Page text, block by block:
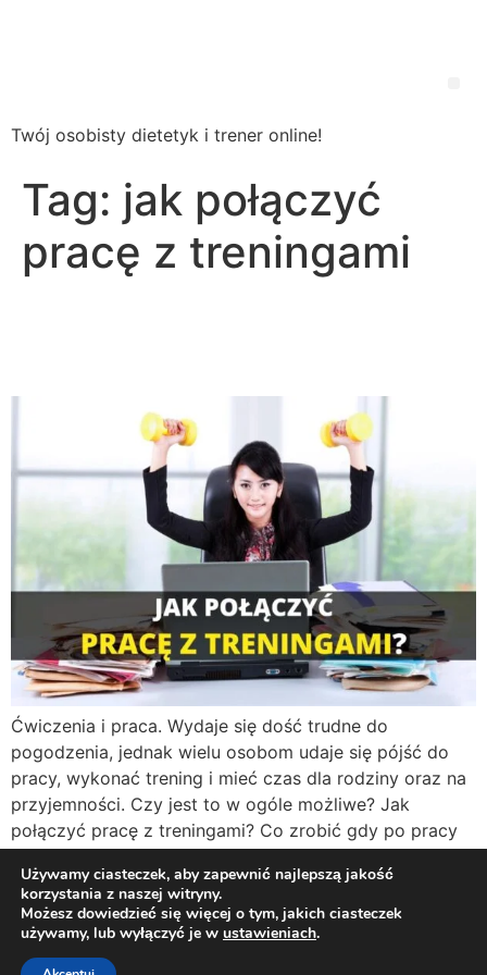
Twój osobisty dietetyk i trener online!
Tag: jak połączyć
pracę z treningami
Ćwiczenia i praca. Wydaje się dość trudne do
pogodzenia, jednak wielu osobom udaje się pójść do
pracy, wykonać trening i mieć czas dla rodziny oraz na
przyjemności. Czy jest to w ogóle możliwe? Jak
połączyć pracę z treningami? Co zrobić gdy po pracy
Twój osobisty dietetyk i trener online!
Polityka Prywatności
Regulamin
Używamy ciasteczek, aby zapewnić najlepszą jakość
korzystania z naszej witryny.
Możesz dowiedzieć się więcej o tym, jakich ciasteczek
używamy, lub wyłączyć je w ustawieniach.